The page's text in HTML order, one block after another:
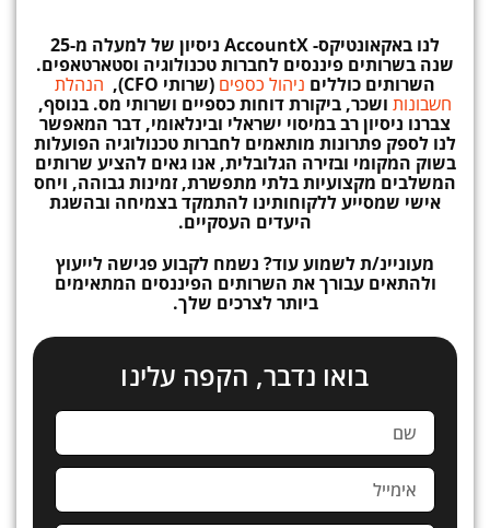
לנו באקאונטיקס-AccountX ניסיון
של למעלה מ-25
שנה בשרותים פיננסים לחברות טכנולוגיה וסטארטאפים.
השרותים כוללים ניהול כספים (שרותי CFO),
הנהלת
חשבונות ושכר, ביקורת דוחות כספיים ושרותי מס. בנוסף,
צברנו ניסיון רב במיסוי ישראלי ובינלאומי, דבר המאפשר
לנו לספק פתרונות מותאמים לחברות טכנולוגיה הפועלות
בשוק המקומי ובזירה הגלובלית, אנו גאים להציע שרותים
המשלבים מקצועיות בלתי מתפשרת, זמינות גבוהה, ויחס
אישי שמסייע ללקוחותינו להתמקד בצמיחה ובהשגת
היעדים העסקיים.
מעוניינ/ת לשמוע עוד? נשמח לקבוע פגישה לייעוץ
ולהתאים עבורך את השרותים הפיננסים המתאימים
ביותר לצרכים שלך.
בואו נדבר, הקפה עלינו